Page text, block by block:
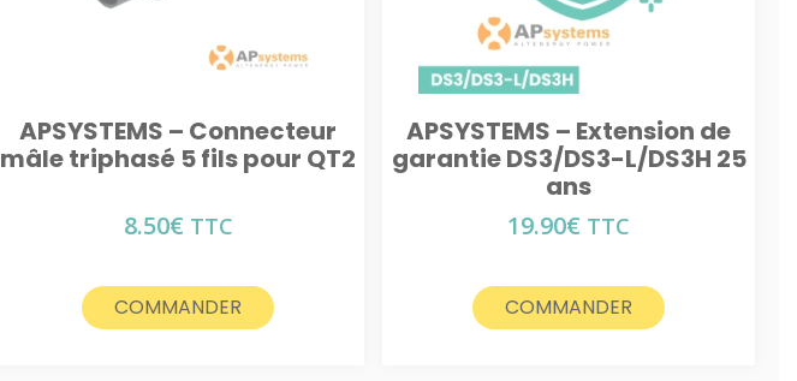
APSYSTEMS – Connecteur
mâle triphasé 5 fils pour QT2
8.50€ TTC
COMMANDER
APSYSTEMS – Extension de
garantie DS3/DS3-L/DS3H 25
ans
19.90€ TTC
COMMANDER